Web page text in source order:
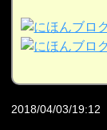
2018/04/03/19:12